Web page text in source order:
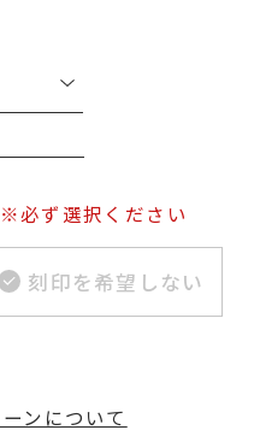
※必ず選択ください
刻印を希望しない
ンについて